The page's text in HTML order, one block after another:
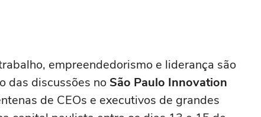
empreendedorismo e liderança são
das discussões no São Paulo Innovation
de CEOs e executivos de grandes